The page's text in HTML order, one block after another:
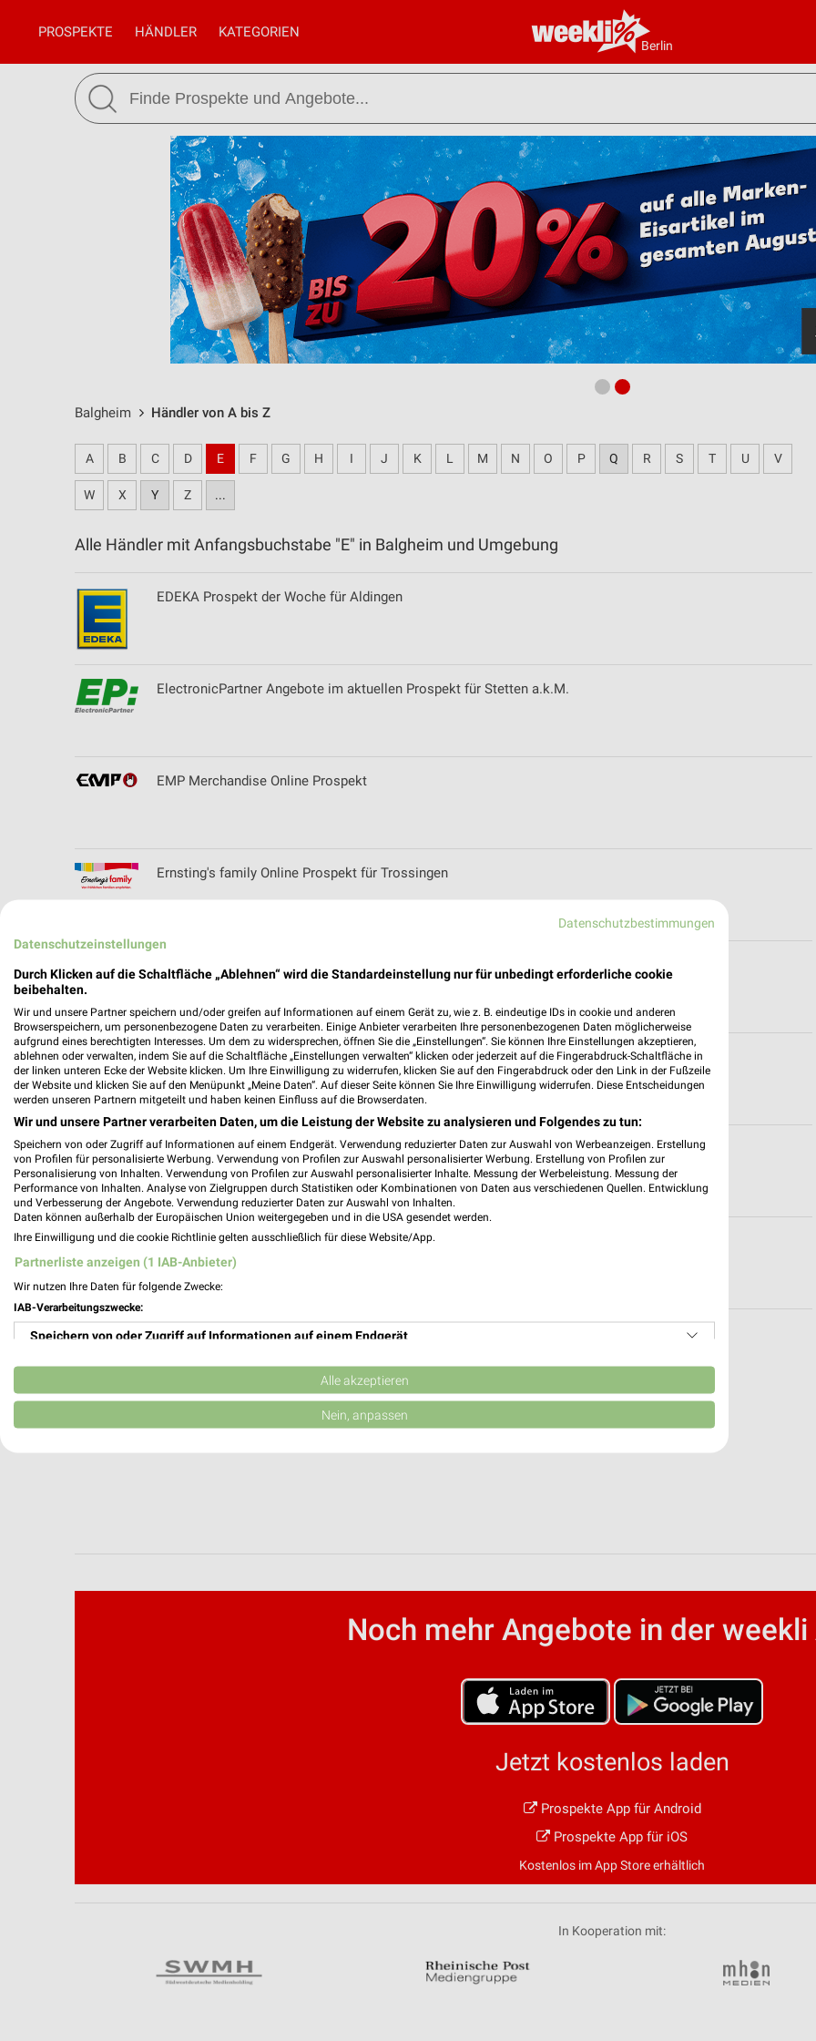
Berlin
PROSPEKTE HÄNDLER KATEGORIEN
Balgheim Händler von A bis Z
A B C D E F G H I J K L M N O P Q R S T U V
W X Y Z ...
Alle Händler mit Anfangsbuchstabe "E" in Balgheim und Umgebung
EDEKA Prospekt der Woche für Aldingen
ElectronicPartner Angebote im aktuellen Prospekt für Stetten a.k.M.
EMP Merchandise Online Prospekt
Ernsting's family Online Prospekt für Trossingen
EURONICS Angebote im aktuellen Prospekt für Rottweil
EURONICS XXL Angebote im aktuellen Prospekt für Tuttlingen
europa apotheek Prospekte und Angebote
EuroShop Filialen & Öffnungszeiten für Tuttlingen
expert Angebote im aktuellen Prospekt für Singen
Noch mehr Angebote in der weekli
Jetzt kostenlos laden
Prospekte App für Android
Prospekte App für iOS
Kostenlos im App Store erhältlich
In Kooperation mit:
Datenschutzbestimmungen
Datenschutzeinstellungen
Durch Klicken auf die Schaltfläche „Ablehnen“ wird die Standardeinstellung nur für unbedingt erforderliche cookie
beibehalten.
Wir und unsere Partner speichern und/oder greifen auf Informationen auf einem Gerät zu, wie z. B. eindeutige IDs in cookie und anderen
Browserspeichern, um personenbezogene Daten zu verarbeiten. Einige Anbieter verarbeiten Ihre personenbezogenen Daten möglicherweise
aufgrund eines berechtigten Interesses. Um dem zu widersprechen, öffnen Sie die „Einstellungen“. Sie können Ihre Einstellungen akzeptieren,
ablehnen oder verwalten, indem Sie auf die Schaltfläche „Einstellungen verwalten“ klicken oder jederzeit auf die Fingerabdruck-Schaltfläche in
der linken unteren Ecke der Website klicken. Um Ihre Einwilligung zu widerrufen, klicken Sie auf den Fingerabdruck oder den Link in der Fußzeile
der Website und klicken Sie auf den Menüpunkt „Meine Daten“. Auf dieser Seite können Sie Ihre Einwilligung widerrufen. Diese Entscheidungen
werden unseren Partnern mitgeteilt und haben keinen Einfluss auf die Browserdaten.
Wir und unsere Partner verarbeiten Daten, um die Leistung der Website zu analysieren und Folgendes zu tun:
Speichern von oder Zugriff auf Informationen auf einem Endgerät. Verwendung reduzierter Daten zur Auswahl von Werbeanzeigen. Erstellung
von Profilen für personalisierte Werbung. Verwendung von Profilen zur Auswahl personalisierter Werbung. Erstellung von Profilen zur
Personalisierung von Inhalten. Verwendung von Profilen zur Auswahl personalisierter Inhalte. Messung der Werbeleistung. Messung der
Performance von Inhalten. Analyse von Zielgruppen durch Statistiken oder Kombinationen von Daten aus verschiedenen Quellen. Entwicklung
und Verbesserung der Angebote. Verwendung reduzierter Daten zur Auswahl von Inhalten.
Daten können außerhalb der Europäischen Union weitergegeben und in die USA gesendet werden.
Ihre Einwilligung und die cookie Richtlinie gelten ausschließlich für diese Website/App.
Partnerliste anzeigen (1 IAB-Anbieter)
Wir nutzen Ihre Daten für folgende Zwecke:
IAB-Verarbeitungszwecke:
Speichern von oder Zugriff auf Informationen auf einem Endgerät
Verwendung reduzierter Daten zur Auswahl von Werbeanzeigen
Erstellung von Profilen für personalisierte Werbung
Analyse von Zielgruppen durch Statistiken oder Kombinationen von Daten aus verschiedenen
Alle akzeptieren
Nein, anpassen